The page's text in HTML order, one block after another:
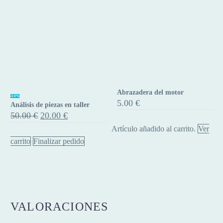
Análisis
de
piezas
taller
-60%
Análisis de piezas en taller
50.00€ El
precio
era:
20.00 €El
precio
es:
Abrazadera
del
Abrazadera del motor
5.00 €
Artículo añadido al carrito. Ver
carrito Finalizar pedido
VALORACIONES